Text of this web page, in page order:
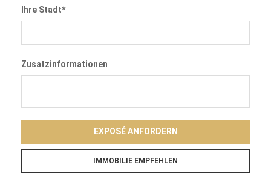
Ihre Stadt*
Zusatzinformationen
EXPOSÉ ANFORDERN